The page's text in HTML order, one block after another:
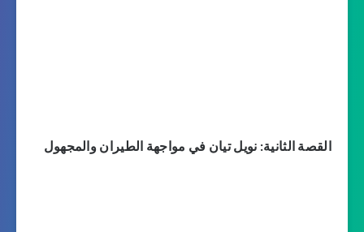
القصة الثانية: نويل تيان في مواجهة الطيران والمجهول